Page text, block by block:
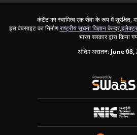
कंटेंट का स्वामित्व एक सेवा के रूप में सुरक्षित,
इस वेबसाइट का निर्माणराष्ट्रीय सूचना विज्ञान केन्द्र,
भारत सरकार द्वारा किया
अंतिम अद्यतन: June 08,